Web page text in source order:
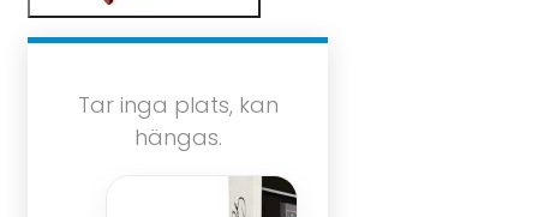
Tar inga plats, kan
hängas.